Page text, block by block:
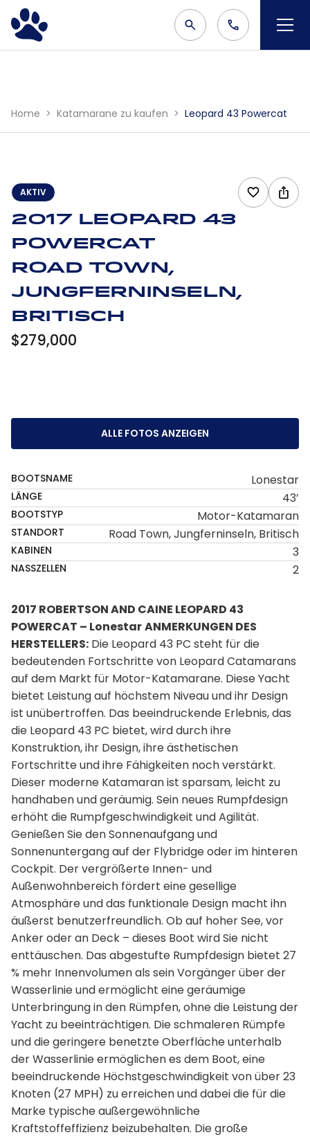
Home Katamarane zu kaufen Leopard 43 Powercat
AKTIV
2017 Leopard 43
Powercat
Road Town,
Jungferninseln,
Britisch
$279,000
ALLE FOTOS ANZEIGEN
BOOTSNAME Lonestar
LÄNGE 43’
BOOTSTYP Motor-Katamaran
STANDORT Road Town, Jungferninseln, Britisch
KABINEN 3
NASSZELLEN 2
2017 ROBERTSON AND CAINE LEOPARD 43
POWERCAT – LonestarANMERKUNGEN DES
HERSTELLERS: Die Leopard 43 PC steht für die
bedeutenden Fortschritte von Leopard Catamarans
auf dem Markt für Motor-Katamarane. Diese Yacht
bietet Leistung auf höchstem Niveau und ihr Design
ist unübertroffen. Das beeindruckende Erlebnis, das
die Leopard 43 PC bietet, wird durch ihre
Konstruktion, ihr Design, ihre ästhetischen
Fortschritte und ihre Fähigkeiten noch verstärkt.
Dieser moderne Katamaran ist sparsam, leicht zu
handhaben und geräumig. Sein neues Rumpfdesign
erhöht die Rumpfgeschwindigkeit und Agilität.
Genießen Sie den Sonnenaufgang und
Sonnenuntergang auf der Flybridge oder im hinteren
Cockpit. Der vergrößerte Innen- und
Außenwohnbereich fördert eine gesellige
Atmosphäre und das funktionale Design macht ihn
äußerst benutzerfreundlich. Ob auf hoher See, vor
Anker oder an Deck – dieses Boot wird Sie nicht
enttäuschen. Das abgestufte Rumpfdesign bietet 27
% mehr Innenvolumen als sein Vorgänger über der
Wasserlinie und ermöglicht eine geräumige
Unterbringung in den Rümpfen, ohne die Leistung der
Yacht zu beeinträchtigen. Die schmaleren Rümpfe
und die geringere benetzte Oberfläche unterhalb
der Wasserlinie ermöglichen es dem Boot, eine
beeindruckende Höchstgeschwindigkeit von über 23
Knoten (27 MPH) zu erreichen und dabei die für die
Marke typische außergewöhnliche
Kraftstoffeffizienz beizubehalten. Die große